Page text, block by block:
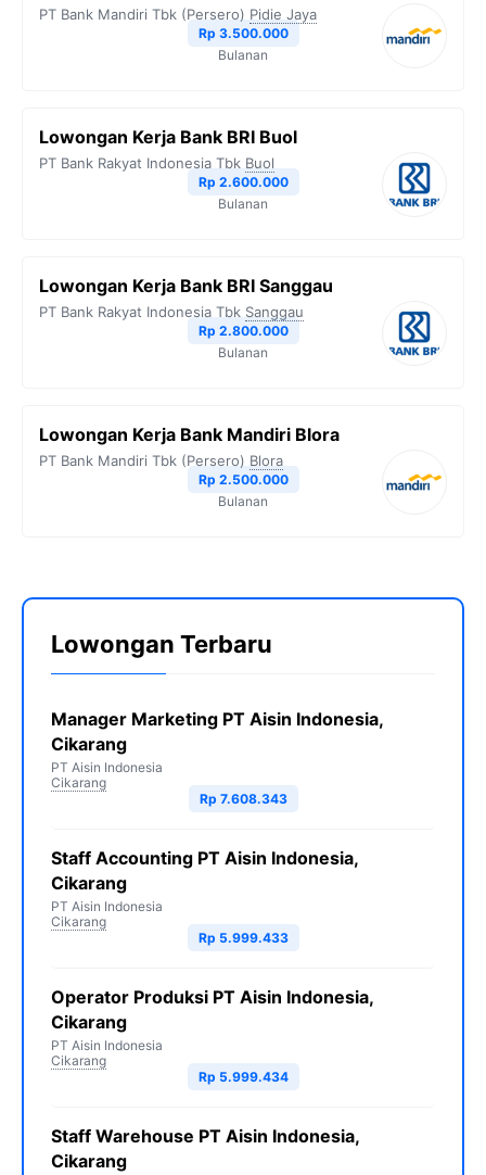
PT Bank Mandiri Tbk (Persero) Pidie Jaya
Rp 3.500.000
Bulanan
Lowongan Kerja Bank BRI Buol
PT Bank Rakyat Indonesia Tbk Buol
Rp 2.600.000
Bulanan
Lowongan Kerja Bank BRI Sanggau
PT Bank Rakyat Indonesia Tbk Sanggau
Rp 2.800.000
Bulanan
Lowongan Kerja Bank Mandiri Blora
PT Bank Mandiri Tbk (Persero) Blora
Rp 2.500.000
Bulanan
Lowongan Terbaru
Manager Marketing PT Aisin Indonesia,
Cikarang
PT Aisin Indonesia
Cikarang
Rp 7.608.343
Staff Accounting PT Aisin Indonesia,
Cikarang
PT Aisin Indonesia
Cikarang
Rp 5.999.433
Operator Produksi PT Aisin Indonesia,
Cikarang
PT Aisin Indonesia
Cikarang
Rp 5.999.434
Staff Warehouse PT Aisin Indonesia,
Cikarang